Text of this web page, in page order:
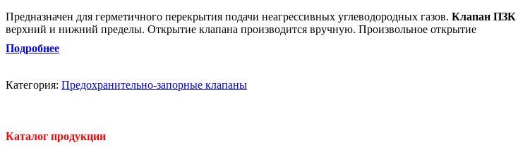
Предназначен для герметичного перекрытия подачи неагрессивных углеводородных газов. Клапан ПЗК
верхний и нижний пределы. Открытие клапана производится вручную. Произвольное открытие
Подробнее
Категория: Предохранительно-запорные клапаны
Каталог продукции